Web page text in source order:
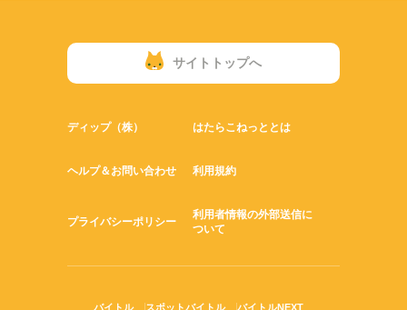
サイトトップへ
ディップ（株） はたらこねっととは
ヘルプ＆お問い合わせ 利用規約
プライバシーポリシー
利用者情報の外部送信に
ついて
バイトル スポットバイトル バイトルNEXT